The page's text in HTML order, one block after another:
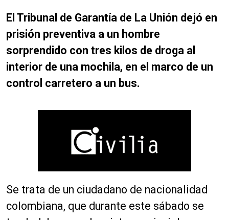
El Tribunal de Garantía de La Unión dejó en
prisión preventiva a un hombre
sorprendido con tres kilos de droga al
interior de una mochila, en el marco de un
control carretero a un bus.
Se trata de un ciudadano de nacionalidad
colombiana, que durante este sábado se